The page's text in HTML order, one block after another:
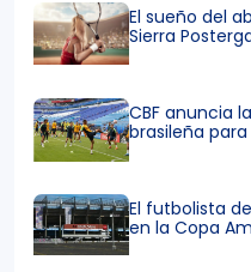
El sueño del
Sierra
CBF anuncia
brasileña
El futbolista
en la Copa